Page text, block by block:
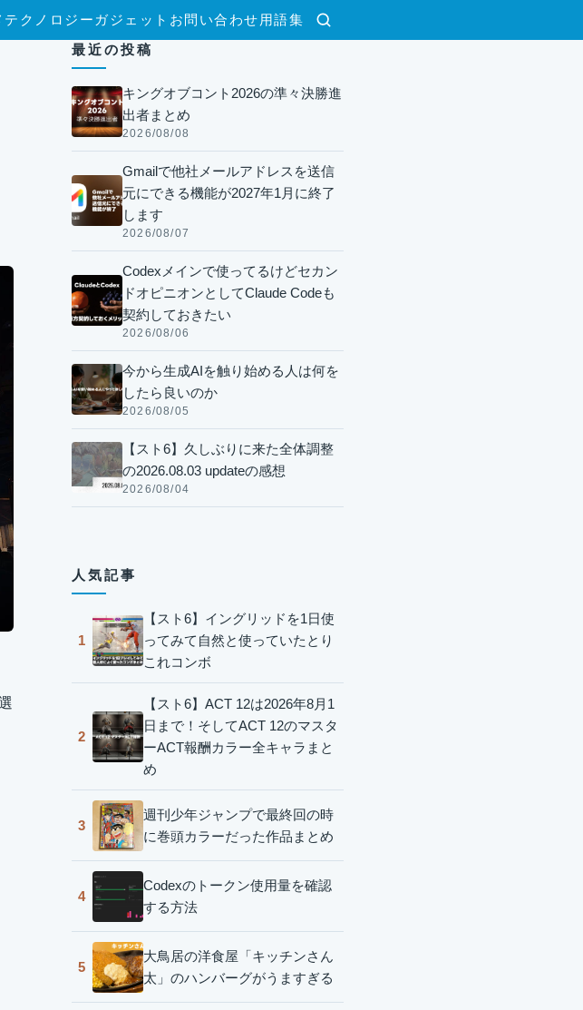
検索
テクノロジー ガジェット お問い合わせ 用語集
最近の投稿
キングオブコント2026の準々決勝進
出者まとめ
2026/08/08
Gmailで他社メールアドレスを送信
元にできる機能が2027年1月に終了
します
2026/08/07
Codexメインで使ってるけどセカン
ドオピニオンとしてClaude Codeも
契約しておきたい
2026/08/06
今から生成AIを触り始める人は何を
したら良いのか
2026/08/05
【スト6】久しぶりに来た全体調整
の2026.08.03 updateの感想
2026/08/04
人気記事
1
【スト6】イングリッドを1日使
ってみて自然と使っていたとり
これコンボ
2
【スト6】ACT 12は2026年8月1
日まで！そしてACT 12のマスタ
ーACT報酬カラー全キャラまと
め
3
週刊少年ジャンプで最終回の時
に巻頭カラーだった作品まとめ
4
Codexのトークン使用量を確認
する方法
5
大鳥居の洋食屋「キッチンさん
太」のハンバーグがうますぎる